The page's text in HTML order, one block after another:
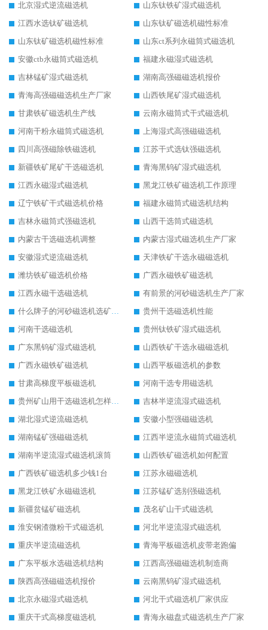
北京湿式逆流磁选机
山东钛铁矿湿式磁选机
江西水选钛矿磁选机
山东钛矿磁选机磁性标准
山东钛矿磁选机磁性标准
山东ct系列永磁筒式磁选机
安徽ctb永磁筒式磁选机
福建永磁湿式磁选机
吉林锰矿湿式磁选机
湖南高强磁磁选机报价
青海高强磁磁选机生产厂家
山西铁尾矿湿式磁选机
甘肃铁矿磁选机生产线
云南永磁筒式干式磁选机
河南干粉永磁筒式磁选机
上海湿式高强磁磁选机
四川高强磁除铁磁选机
江苏干式选钛强磁选机
新疆铁矿尾矿干选磁选机
青海黑钨矿湿式磁选机
江西永磁湿式磁选机
黑龙江铁矿磁选机工作原理
辽宁铁矿干式磁选机价格
福建永磁筒式磁选机结构
吉林永磁筒式强磁选机
山西干选筒式磁选机
内蒙古干选磁选机调整
内蒙古湿式磁选机生产厂家
安徽湿式逆流磁选机
天津铁矿干选永磁磁选机
潍坊铁矿磁选机价格
广西永磁铁矿磁选机
江西永磁干选磁选机
有前景的河砂磁选机生产厂家
什么牌子的河砂磁选机选矿效果好
贵州干选磁选机性能
河南干选磁选机
贵州钛铁矿湿式磁选机
广东黑钨矿湿式磁选机
山西铁矿干选永磁磁选机
广西永磁铁矿磁选机
山西平板磁选机的参数
甘肃高梯度平板磁选机
河南干选专用磁选机
贵州矿山用干选磁选机怎样调磁
吉林半逆流湿式磁选机
湖北湿式逆流磁选机
安徽小型强磁磁选机
湖南锰矿强磁磁选机
江西半逆流永磁筒式磁选机
湖南半逆流湿式磁选机滚筒
山西铁矿磁选机如何配置
广西铁矿磁选机多少钱1台
江苏永磁磁选机
黑龙江铁矿永磁磁选机
江苏锰矿选别强磁选机
新疆贫锰矿磁选机
茂名矿山干式磁选机
淮安钢渣微粉干式磁选机
河北半逆流湿式磁选机
重庆半逆流磁选机
青海平板磁选机皮带老跑偏
广东平板水选磁选机结构
江西高强磁磁选机制造商
陕西高强磁磁选机报价
云南黑钨矿湿式磁选机
北京永磁湿式磁选机
河北干式磁选机厂家供应
重庆干式高梯度磁选机
青海永磁盘式磁选机生产厂家